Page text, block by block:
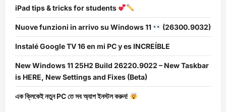
iPad tips & tricks for students
Nuove funzioni in arrivo su Windows 11 (26300.9032)
Instalé Google TV 16 en mi PC y es INCREÍBLE
New Windows 11 25H2 Build 26220.9022 – New Taskbar
is HERE, New Settings and Fixes (Beta)
এক ক্লিকেই নতুন PC তে সব অ্যাপ ইনস্টল করুন!